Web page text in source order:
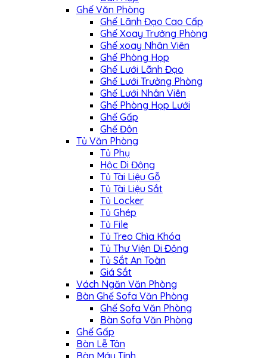
Ghế Văn Phòng
Ghế Lãnh Đạo Cao Cấp
Ghế Xoay Trưởng Phòng
Ghế xoay Nhân Viên
Ghế Phòng Họp
Ghế Lưới Lãnh Đạo
Ghế Lưới Trưởng Phòng
Ghế Lưới Nhân Viên
Ghế Phòng Họp Lưới
Ghế Gấp
Ghế Đôn
Tủ Văn Phòng
Tủ Phụ
Hộc Di Động
Tủ Tài Liệu Gỗ
Tủ Tài Liệu Sắt
Tủ Locker
Tủ Ghép
Tủ File
Tủ Treo Chìa Khóa
Tủ Thư Viện Di Động
Tủ Sắt An Toàn
Giá Sắt
Vách Ngăn Văn Phòng
Bàn Ghế Sofa Văn Phòng
Ghế Sofa Văn Phòng
Bàn Sofa Văn Phòng
Ghế Gấp
Bàn Lễ Tân